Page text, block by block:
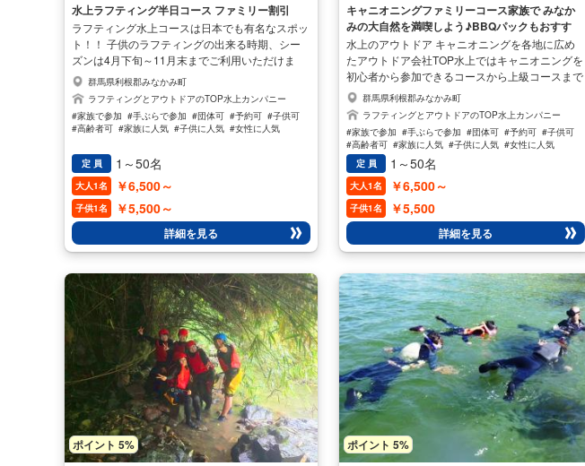
水上ラフティング半日コース ファミリー割引
ラフティング水上コースは日本でも有名なスポッ
ト！！ 子供のラフティングの出来る時期、シー
ズンは4月下旬～11月末までご利用いただけま
す。 家族で楽しいラフティング体験をしません
か？ 半日コースは全体でおよそ3時間程かかりま
す。 ツアー前の着替えや準備、現地でのセーフ
ティートーク（安全説明） 船上時間は約1時間程、
ィングの醍醐味川下りをしよう♪ ●ラフティング
とは 水上のラフティングは8人迄乗れる大きなゴ
ムボートで、力を合わせ激流を下るウォータース
ポーツです。水上ラフティング半日コースは午前
と午後の数回開催しております。 子供さんから
大人まで楽しめるコースです。 アグレッシブに
遊びたい方はラフティング激流コースをお勧め致
群馬県利根郡みなかみ町
ラフティングとアウトドアのTOP水上カンパニー
#家族で参加 #手ぶらで参加 #団体可 #予約可 #子供可
#高齢者可 #家族に人気 #子供に人気 #女性に人気
定 員
1～50名
大人1名 ￥6,500～
子供1名 ￥5,500～
詳細を見る
キャニオニングファミリーコース家族で みなか
みの大自然を満喫しよう♪BBQパックもおすす
め！
水上のアウトドア キャニオニングを各地に広め
たアウトドア会社TOP水上ではキャニオニングを
初心者から参加できるコースから上級コースまで
様々、小さな子供さんでも参加できるファミリー
キャニオニングなど参加様々なキャニオニングコ
ースをご用意しています 渓谷（キャニオン）の中
で、大自然を感じながら川や沢の流れとともに自
分の体一つで渓谷を下るアウトドアアクティビテ
ィです。 発祥地はフランスでヨーロッパでは古
くから親しまれており、今では世界中で楽しまれ
ています♪ 水流により削られてできた岩から天然
のウォータースライダーを滑って遊んだり、大き
な天然プールに飛び込んで泳いだり、大自然との
一体感＆スリルを味わえるリバースポーツです。
度体験してみてください！！ その楽しさは、や
みつきになること間違いなし♪ あなたもキャニオ
ニング水上コースを体験してみては？ 【開催期
間】 4月～11月迄
群馬県利根郡みなかみ町
ラフティングとアウトドアのTOP水上カンパニー
#家族で参加 #手ぶらで参加 #団体可 #予約可 #子供可
#高齢者可 #家族に人気 #子供に人気 #女性に人気
#男性に人気
定 員 1～50名
大人1名 ￥6,500～
子供1名 ￥5,500
詳細を見る
ポイント 5% ポイント 5%